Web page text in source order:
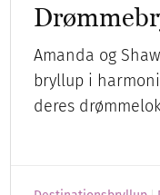
Amanda og
bryllup i
deres